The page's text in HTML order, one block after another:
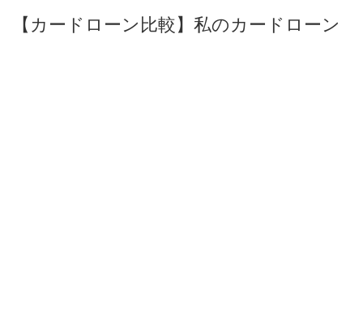
【カードローン比較】私のカードローン